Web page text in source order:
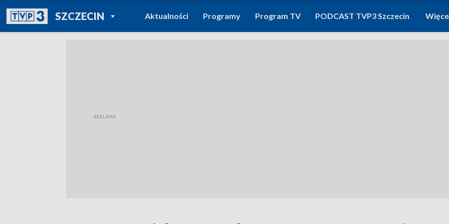
SZCZECINPOWRÓT DO
TVP REGIONY
Aktualności Programy Program TV PODCAST TVP3 Szczecin